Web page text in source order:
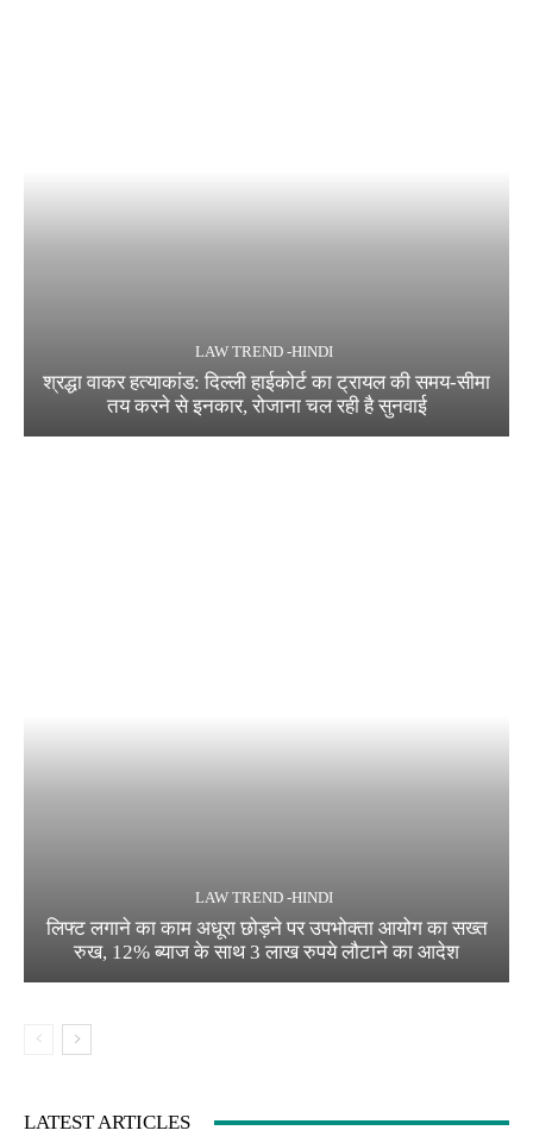
LAW TREND -HINDI
श्रद्धा वाकर हत्याकांड: दिल्ली हाईकोर्ट का ट्रायल की समय-सीमा
तय करने से इनकार, रोजाना चल रही है सुनवाई
LAW TREND -HINDI
लिफ्ट लगाने का काम अधूरा छोड़ने पर उपभोक्ता आयोग का सख्त
रुख, 12% ब्याज के साथ 3 लाख रुपये लौटाने का आदेश
LATEST ARTICLES